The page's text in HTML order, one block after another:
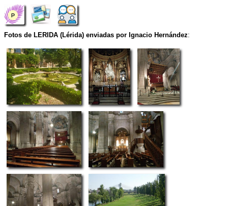
Fotos de LERIDA (Lérida) enviadas por Ignacio Hernández: